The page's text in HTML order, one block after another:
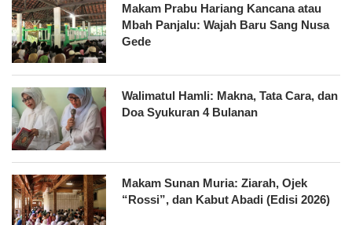
Makam Prabu Hariang Kancana atau
Mbah Panjalu: Wajah Baru Sang Nusa
Gede
Walimatul Hamli: Makna, Tata Cara, dan
Doa Syukuran 4 Bulanan
Makam Sunan Muria: Ziarah, Ojek
“Rossi”, dan Kabut Abadi (Edisi 2026)